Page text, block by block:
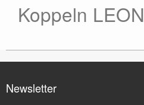
Startseite
Koppeln LEON
Newsletter